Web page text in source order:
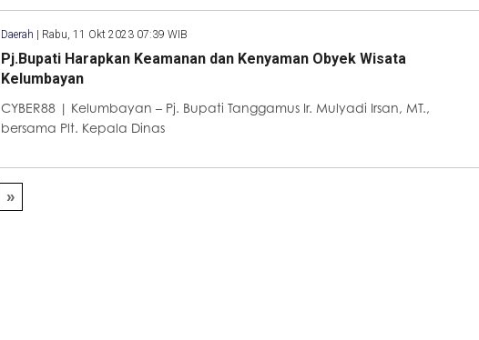
Daerah Rabu, 11 Okt 2023 07:39 WIB
Pj.Bupati Harapkan Keamanan dan Kenyaman Obyek Wisata
Kelumbayan
CYBER88 | Kelumbayan – Pj. Bupati Tanggamus Ir. Mulyadi Irsan, MT.,
bersama Plt. Kepala Dinas
»